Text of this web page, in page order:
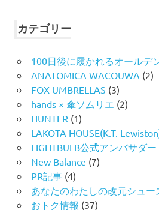
カテゴリー
100日後に履かれるオールデ
ANATOMICA WACOUWA (2)
FOX UMBRELLAS (3)
hands × 傘ソムリエ (2)
HUNTER (1)
LAKOTA HOUSE(K.T.
LIGHTBULB公式アンバサダー
New Balance (7)
PR記事(4)
あなたのわたしの改元シュー
おトク情報 (37)